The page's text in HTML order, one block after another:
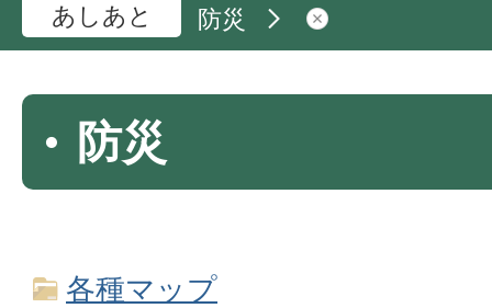
あしあと
防災
防災
各種マップ